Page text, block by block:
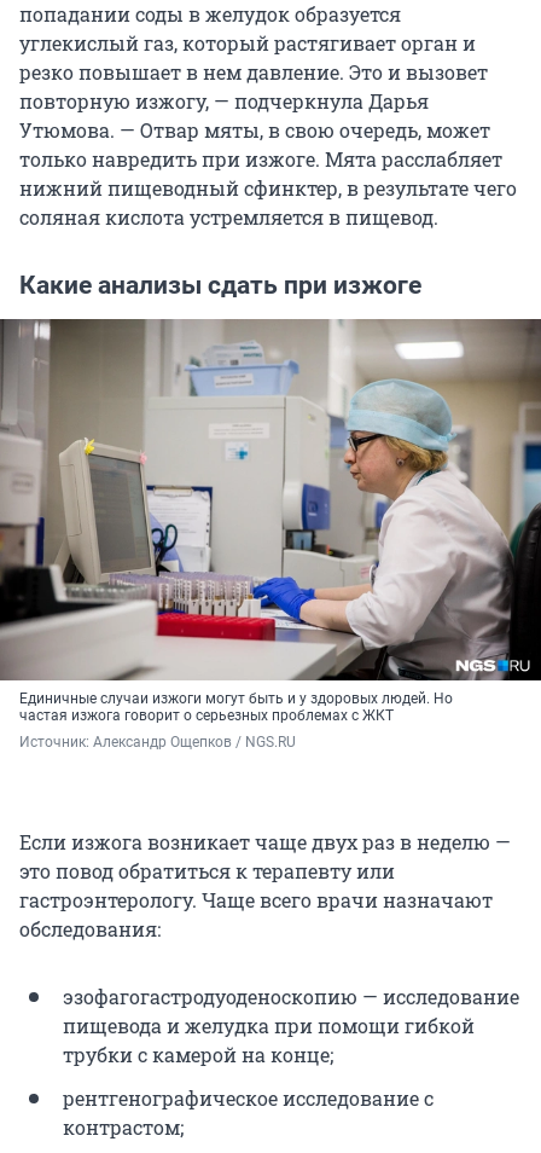
попадании соды в желудок образуется
углекислый газ, который растягивает орган и
резко повышает в нем давление. Это и вызовет
повторную изжогу, — подчеркнула Дарья
Утюмова. — Отвар мяты, в свою очередь, может
только навредить при изжоге. Мята расслабляет
нижний пищеводный сфинктер, в результате чего
соляная кислота устремляется в пищевод.
Какие анализы сдать при изжоге
Единичные случаи изжоги могут быть и у здоровых людей. Но
частая изжога говорит о серьезных проблемах с ЖКТ
Источник: Александр Ощепков / NGS.RU
Если изжога возникает чаще двух раз в неделю —
это повод обратиться к терапевту или
гастроэнтерологу. Чаще всего врачи назначают
обследования:
эзофагогастродуоденоскопию — исследование
пищевода и желудка при помощи гибкой
трубки с камерой на конце;
рентгенографическое исследование с
контрастом;